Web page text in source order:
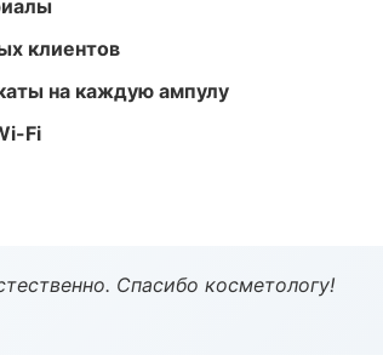
клиентов
на каждую ампулу
Fi
Спасибо косметологу!